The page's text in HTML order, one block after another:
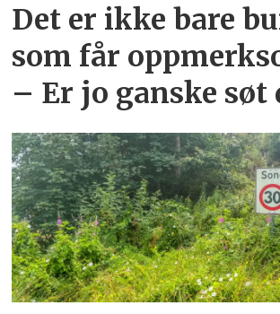
Det er ikke bare
som får
– Er jo ganske søt